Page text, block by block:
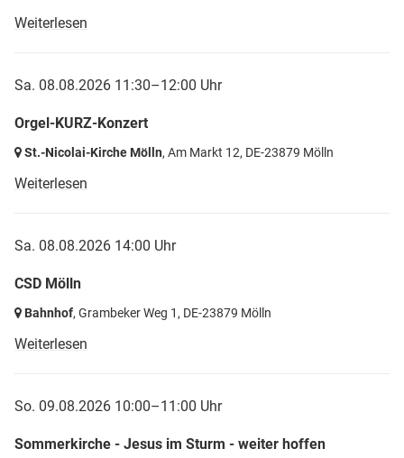
Weiterlesen
Sa. 08.08.2026 11:30–12:00 Uhr
Orgel-KURZ-Konzert
St.-Nicolai-Kirche Mölln, Am Markt 12, DE-23879 Mölln
Weiterlesen
Sa. 08.08.2026 14:00 Uhr
CSD Mölln
Bahnhof, Grambeker Weg 1, DE-23879 Mölln
Weiterlesen
So. 09.08.2026 10:00–11:00 Uhr
Sommerkirche - Jesus im Sturm - weiter hoffen